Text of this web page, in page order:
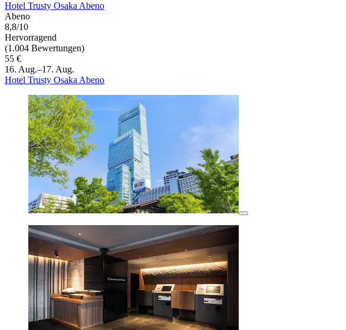
Hotel Trusty Osaka Abeno
Abeno
8,8/10
Hervorragend
(1.004 Bewertungen)
55 €
16. Aug.–17. Aug.
Hotel Trusty Osaka Abeno